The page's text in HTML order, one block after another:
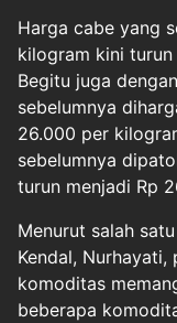
Harga cabe yang
kilogram kini
Begitu juga
sebelumnya
26.000 per
sebelumnya
turun menjadi Rp
Menurut salah
Kendal, Nurhayati,
komoditas
beberapa